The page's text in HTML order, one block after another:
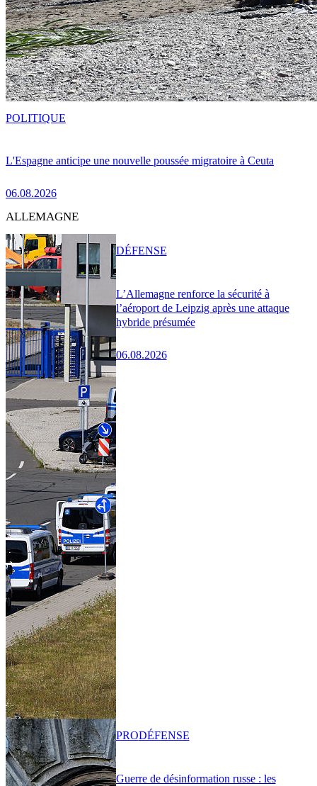
L'Espagne anticipe une nouvelle poussée migratoire à Ceuta
06.08.2026
POLITIQUE
ALLEMAGNE
L’Allemagne renforce la sécurité à
l’aéroport de Leipzig après une attaque
hybride présumée
06.08.2026
DÉFENSE
Guerre de désinformation russe : les
PRODÉFENSE